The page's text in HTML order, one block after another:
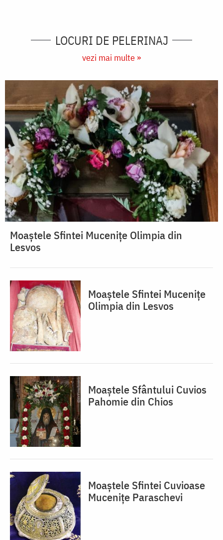
LOCURI DE PELERINAJ
vezi mai multe »
Moaștele Sfintei Mucenițe Olimpia din
Lesvos
Moaștele Sfintei Mucenițe
Olimpia din Lesvos
Moaștele Sfântului Cuvios
Pahomie din Chios
Moaștele Sfintei Cuvioase
Mucenițe Paraschevi